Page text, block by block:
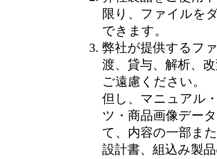
限り、ファイルを
できます。
弊社が提供するフ
渡、貸与、解析、
ご遠慮ください。
但し、マニュアル
ツ・商品画像デー
て、内容の一部ま
設計書、組込み製